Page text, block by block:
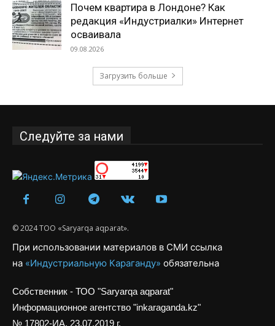
Почем квартира в Лондоне? Как
редакция «Индустриалки» Интернет
осваивала
09.08.2026
Загрузить больше
Следуйте за нами
© 2024 ТОО «Saryarqa aqparat».
При использовании материалов в СМИ ссылка
на «Индустриальную Караганду» обязательна
Собственник - ТОО "Saryarqa aqparat"
Информационное агентство "inkaraganda.kz"
№ 17802-ИА, 23.07.2019 г.